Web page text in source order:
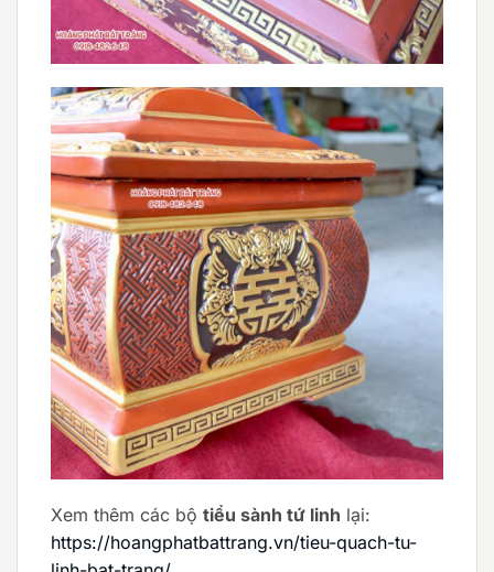
Xem thêm các bộ tiểu sành tứ linh lại:
https://hoangphatbattrang.vn/tieu-quach-tu-